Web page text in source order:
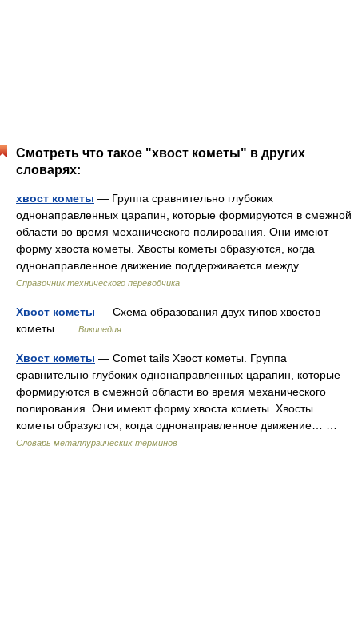
Смотреть что такое "хвост кометы" в других
словарях:
хвост кометы — Группа сравнительно глубоких
однонаправленных царапин, которые формируются в смежной
области во время механического полирования. Они имеют
форму хвоста кометы. Хвосты кометы образуются, когда
однонаправленное движение поддерживается между… …
Справочник технического переводчика
Хвост кометы — Схема образования двух типов хвостов
кометы …
Википедия
Хвост кометы — Comet tails Хвост кометы. Группа
сравнительно глубоких однонаправленных царапин, которые
формируются в смежной области во время механического
полирования. Они имеют форму хвоста кометы. Хвосты
кометы образуются, когда однонаправленное движение… …
Словарь металлургических терминов